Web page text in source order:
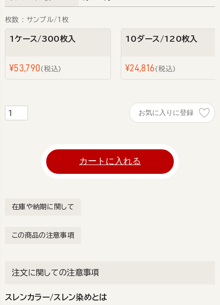
枚数 サンプル/1枚
1ケース/300枚入
¥53,790 税込
10ダース/120枚入
¥24,816 税込
お気に入りに登録
カートに入れる
在庫や納期に関して
この商品の注意事項
注文に関しての注意事項
スレンカラー/スレン染めとは